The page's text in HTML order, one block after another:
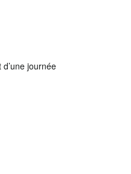
journée